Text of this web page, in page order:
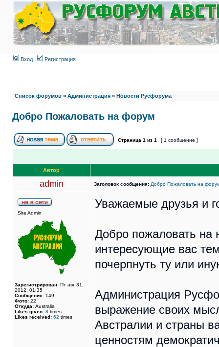
Вход Регистрация
Список форумов » Администрация » Новости Русфорума
Добро Пожаловать на форум
Страница 1 из 1 [ 1 сообщение ]
Автор
admin Заголовок сообщения: Добро Пожаловать на
Site Admin
Зарегистрирован: Пт авг 31,
2012, 01:35
Сообщения: 149
Фото: 22
Откуда: Australia
Likes given: 8 times
Likes received: 62 times
Уважаемые друзья и
Добро пожаловать
интересующие вас
почерпнуть ту или
Администрация
выражение своих
Австралии и страны
ценностям